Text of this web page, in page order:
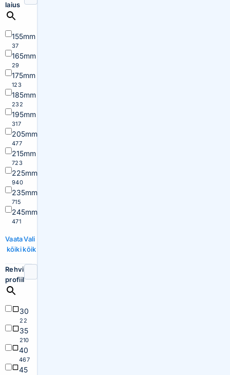
laius
155mm
37
165mm
29
175mm
123
185mm
232
195mm
317
205mm
477
215mm
723
225mm
940
235mm
715
245mm
471
Vaata
kõiki
Vali
kõik
Rehvi
profiil
30
22
35
210
40
467
45